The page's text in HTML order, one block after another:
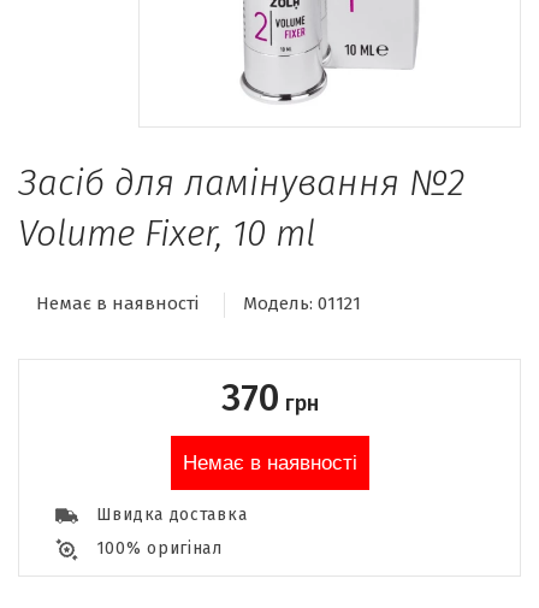
Засіб для ламінування №2
Volume Fixer, 10 ml
Немає в наявності Модель: 01121
370 грн
Немає в наявності
Швидка доставка
100% оригінал